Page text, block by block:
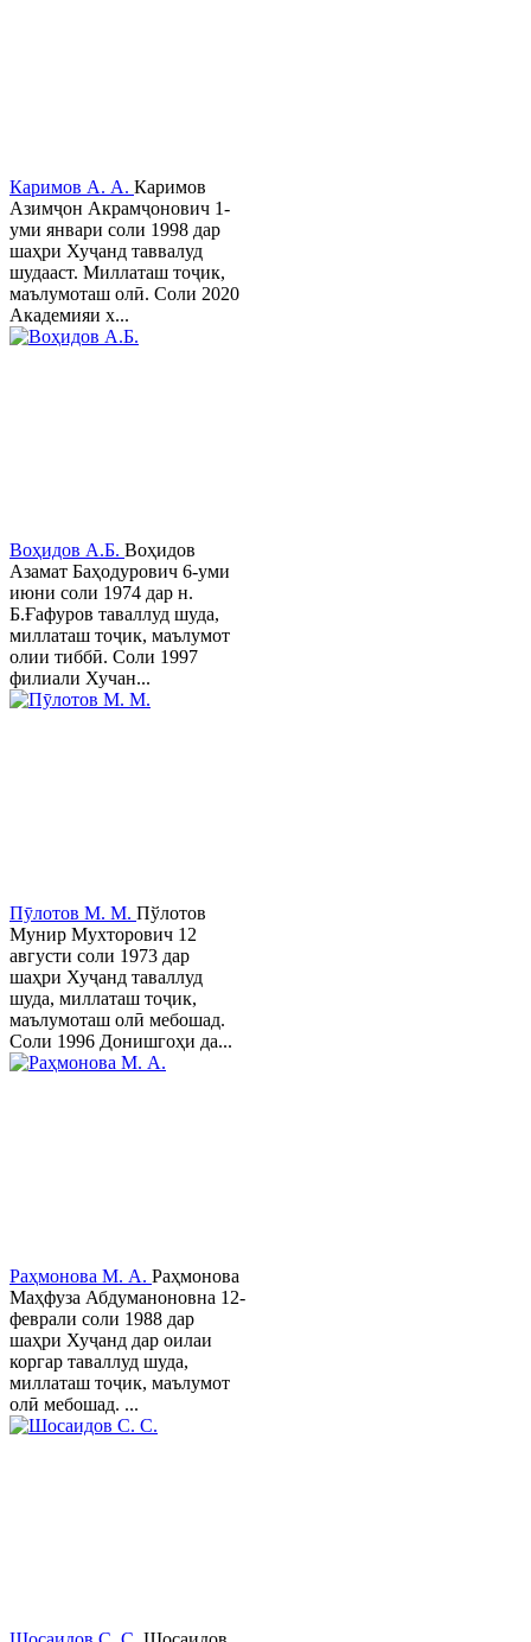
Каримов А. А. Каримов
Азимҷон Акрамҷонович 1-
уми январи соли 1998 дар
шаҳри Хуҷанд таввалуд
шудааст. Миллаташ тоҷик,
маълумоташ олӣ. Соли 2020
Академияи х...
Воҳидов А.Б. Воҳидов
Азамат Баҳодурович 6-уми
июни соли 1974 дар н.
Б.Ғафуров таваллуд шуда,
миллаташ тоҷик, маълумот
олии тиббӣ. Соли 1997
филиали Хучан...
Пӯлотов М. М. Пўлотов
Мунир Мухторович 12
августи соли 1973 дар
шаҳри Хуҷанд таваллуд
шуда, миллаташ тоҷик,
маълумоташ олӣ мебошад.
Соли 1996 Донишгоҳи да...
Раҳмонова М. А. Раҳмонова
Маҳфуза Абдуманоновна 12-
феврали соли 1988 дар
шаҳри Хуҷанд дар оилаи
коргар таваллуд шуда,
миллаташ тоҷик, маълумот
олӣ мебошад. ...